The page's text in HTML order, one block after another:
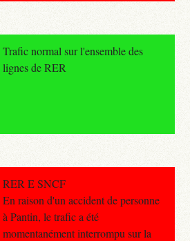
Trafic normal sur l'ensemble des
lignes de RER
RER E SNCF
En raison d'un accident de personne
à Pantin, le trafic a été
momentanément interrompu sur la